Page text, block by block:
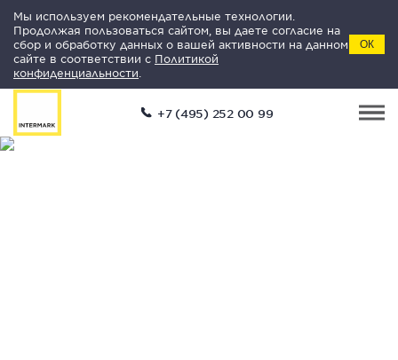
Мы используем рекомендательные технологии.
Продолжая пользоваться сайтом, вы даете согласие на
сбор и обработку данных о вашей активности на данном
сайте в соответствии с Политикой
конфиденциальности
ОК
+7 (495) 252 00 99